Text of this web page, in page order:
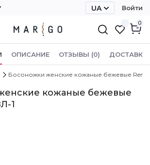
UA Войти
0
ОПИСАНИЕ ОТЗЫВЫ (0) ДОСТАВКА
Босоножки женские кожаные бежевые
кожаные бежевые
1